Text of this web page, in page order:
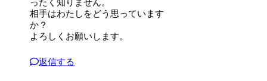
ったく知りません。
相手はわたしをどう思っています
か？
よろしくお願いします。
返信する